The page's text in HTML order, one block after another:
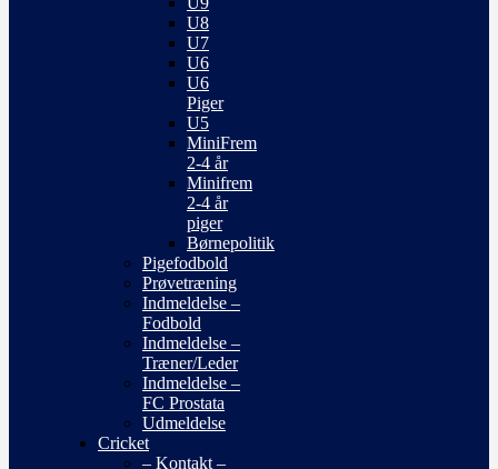
U8
U7
U6
U6
Piger
U5
MiniFrem
2-4 år
Minifrem
2-4 år
piger
Børnepolitik
Pigefodbold
Prøvetræning
Indmeldelse –
Fodbold
Indmeldelse –
Træner/Leder
Indmeldelse –
FC Prostata
Udmeldelse
Cricket
– Kontakt –